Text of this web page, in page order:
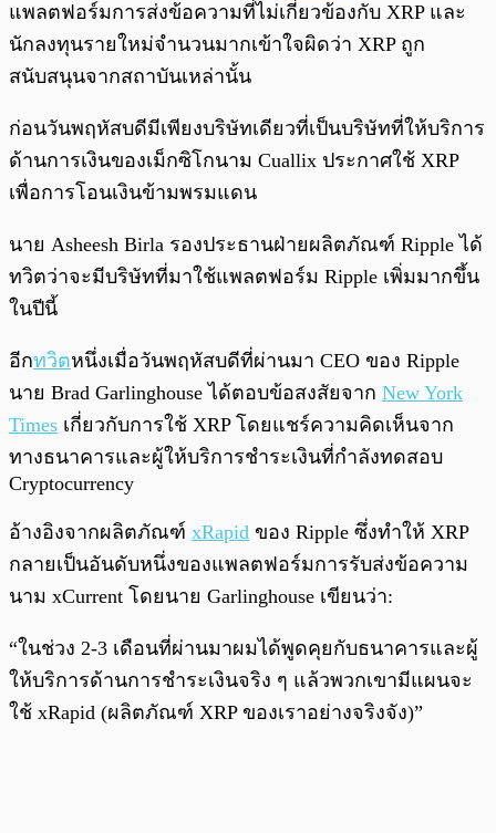
แพลตฟอร์มการส่งข้อความที่ไม่เกี่ยวข้องกับ XRP และ
นักลงทุนรายใหม่จำนวนมากเข้าใจผิดว่า XRP ถูก
สนับสนุนจากสถาบันเหล่านั้น
ก่อนวันพฤหัสบดีมีเพียงบริษัทเดียวที่เป็นบริษัทที่ให้บริการ
ด้านการเงินของเม็กซิโกนาม Cuallix ประกาศใช้ XRP
เพื่อการโอนเงินข้ามพรมแดน
นาย Asheesh Birla รองประธานฝ่ายผลิตภัณฑ์ Ripple ได้
ทวิตว่าจะมีบริษัทที่มาใช้แพลตฟอร์ม Ripple เพิ่มมากขึ้น
ในปีนี้
อีกทวิตหนึ่งเมื่อวันพฤหัสบดีที่ผ่านมา CEO ของ Ripple
นาย Brad Garlinghouse ได้ตอบข้อสงสัยจาก New York
Times เกี่ยวกับการใช้ XRP โดยแชร์ความคิดเห็นจาก
ทางธนาคารและผู้ให้บริการชำระเงินที่กำลังทดสอบ
Cryptocurrency
อ้างอิงจากผลิตภัณฑ์ xRapid ของ Ripple ซึ่งทำให้ XRP
กลายเป็นอันดับหนึ่งของแพลตฟอร์มการรับส่งข้อความ
นาม xCurrent โดยนาย Garlinghouse เขียนว่า:
“ในช่วง 2-3 เดือนที่ผ่านมาผมได้พูดคุยกับธนาคารและผู้
ให้บริการด้านการชำระเงินจริง ๆ แล้วพวกเขามีแผนจะ
ใช้ xRapid (ผลิตภัณฑ์ XRP ของเราอย่างจริงจัง)”